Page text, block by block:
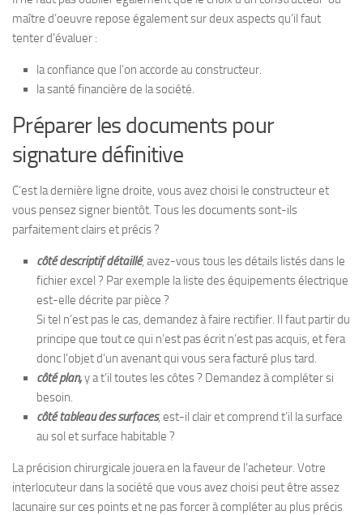
maître d’oeuvre repose également sur deux aspects qu’il faut
tenter d’évaluer :
la confiance que l’on accorde au constructeur.
la santé financière de la société.
Préparer les documents pour
signature définitive
C’est la dernière ligne droite, vous avez choisi le constructeur et
vous pensez signer bientôt. Tous les documents sont-ils
parfaitement clairs et précis ?
côté descriptif détaillé, avez-vous tous les détails listés dans le
fichier excel ? Par exemple la liste des équipements électrique
est-elle décrite par pièce ?
Si tel n’est pas le cas, demandez à faire rectifier. Il faut partir du
principe que tout ce qui n’est pas écrit n’est pas acquis, et fera
donc l’objet d’un avenant qui vous sera facturé plus tard.
côté plan,y a t’il toutes les côtes ? Demandez à compléter si
besoin.
côté tableau des surfaces, est-il clair et comprend t’il la surface
au sol et surface habitable ?
La précision chirurgicale jouera en la faveur de l’acheteur. Votre
interlocuteur dans la société que vous avez choisi peut être assez
lacunaire sur ces points et ne pas forcer à compléter au plus précis